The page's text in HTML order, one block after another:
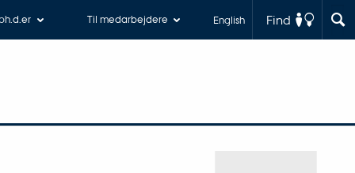
Find
English
Til medarbejdere